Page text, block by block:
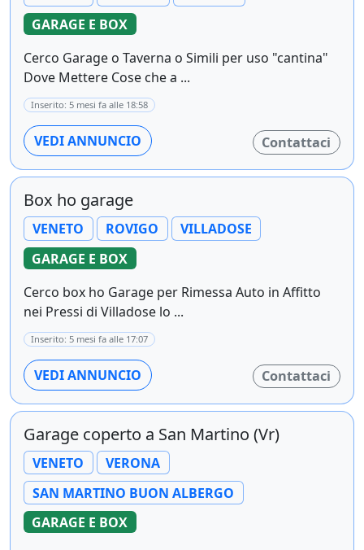
GARAGE E BOX
Cerco Garage o Taverna o Simili per uso "cantina"
Dove Mettere Cose che a ...
Inserito: 5 mesi fa alle 18:58
VEDI ANNUNCIO Contattaci
Box ho garage
VENETO ROVIGO
VILLADOSE
GARAGE E BOX
Cerco box ho Garage per Rimessa Auto in Affitto
nei Pressi di Villadose lo ...
Inserito: 5 mesi fa alle 17:07
VEDI ANNUNCIO Contattaci
Garage coperto a San Martino (Vr)
VENETO
VERONA
SAN MARTINO BUON ALBERGO
GARAGE E BOX